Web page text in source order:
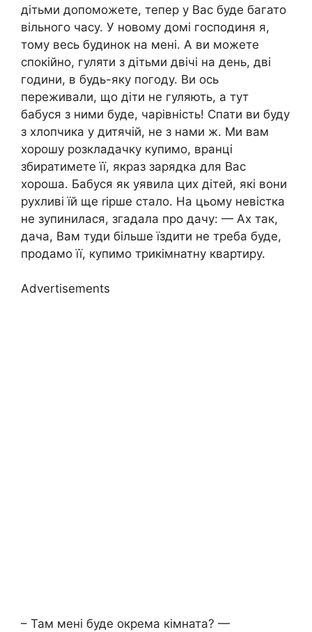
дітьми допоможете, тепер у Вас буде багато
вільного часу. У новому домі господиня я,
тому весь будинок на мені. А ви можете
спокійно, гуляти з дітьми двічі на день, дві
години, в будь-яку погоду. Ви ось
переживали, що діти не гуляють, а тут
бабуся з ними буде, чарівність! Спати ви буду
з хлопчика у дитячій, не з нами ж. Ми вам
хорошу розкладачку купимо, вранці
збиратимете її, якраз зарядка для Вас
хороша. Бабуся як уявила цих дітей, які вони
рухливі їй ще rірше стало. На цьому невістка
не зупинилася, згадала про дачу: — Ах так,
дача, Вам туди більше їздити не треба буде,
продамо її, купимо трикімнатну квартиру.
Advertisements
– Там мені буде окрема кімната? —